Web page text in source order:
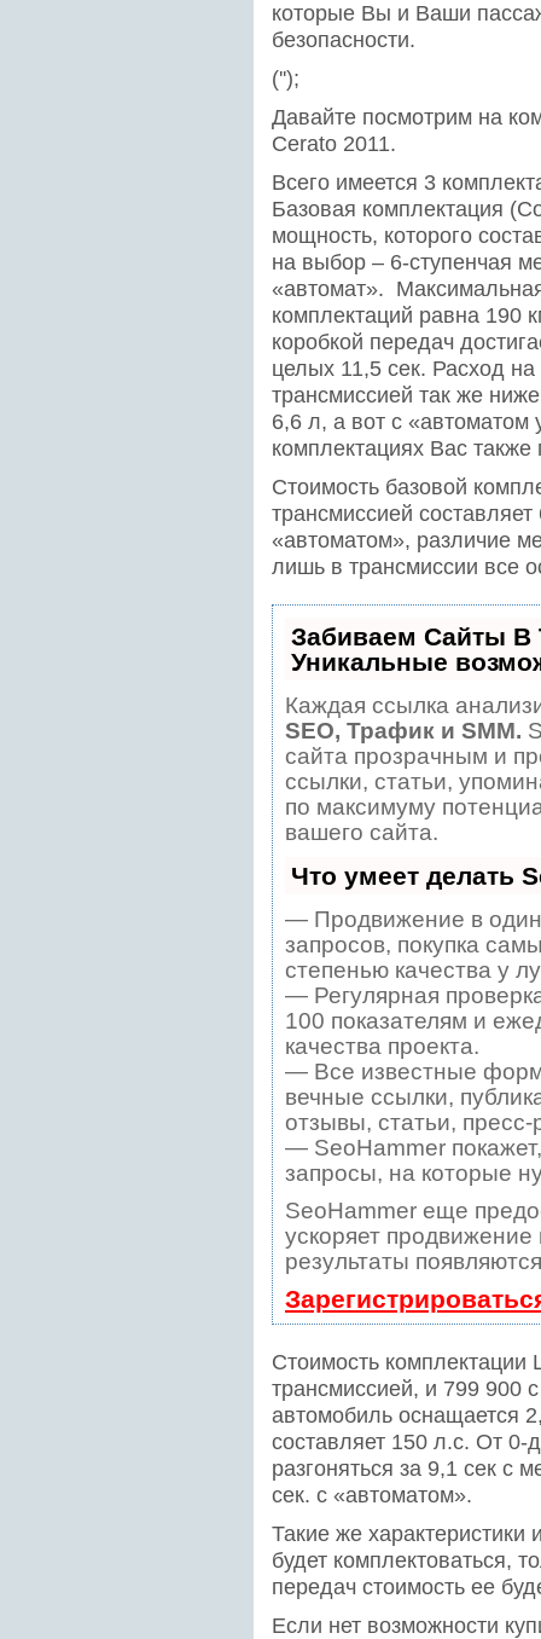
которые Вы и Ваши
безопасности.
('');
Давайте посмотрим на
Cerato 2011.
Всего имеется 3
Базовая комплектация
мощность, которого
на выбор – 6-ступенчая
«автомат».
комплектаций равна 190
коробкой передач
целых 11,5 сек. Расход
трансмиссией так же
6,6 л, а вот с
комплектациях Вас также
Стоимость базовой
трансмиссией
«автоматом», различие
лишь в трансмиссии все
Забиваем Сайты
Уникальные
Каждая ссылка
SEO, Трафик и SMM.
сайта прозрачным и
ссылки, статьи,
по максимуму
вашего сайта.
Что умеет делать
— Продвижение в один
запросов, покупка
степенью качества у
— Регулярная
100 показателям и
качества проекта.
— Все известные
вечные ссылки,
отзывы, статьи,
— SeoHammer
запросы, на которые
SeoHammer еще
ускоряет
результаты
Стоимость комплектации
трансмиссией, и 799 900
автомобиль оснащается
составляет 150 л.с. От 0-
разгоняться за 9,1 сек с
сек. с «автоматом».
Такие же характеристики
будет комплектоваться,
передач стоимость ее
Если нет возможности